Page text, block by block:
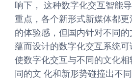
响下， 这种数字化交互智能
重点，各个新形式新媒体都
的体验感，但国内针对不同
蕴而设计的数字化交互系统
使数字化交互与不同的文化
同的文 化和新形势碰撞出不